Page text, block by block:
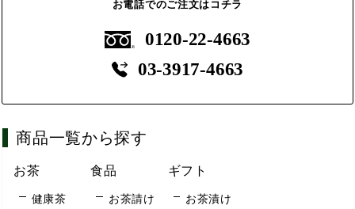
お電話でのご注文はコチラ
0120-22-4663
03-3917-4663
商品一覧から探す
お茶
健康茶
食品
お茶請け
ギフト
お茶漬け